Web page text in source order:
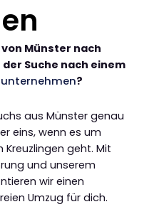
Münster nach
Suche nach einem
?
aus Münster genau
eins, wenn es um
geht. Mit
und unserem
wir einen
Umzug für dich.